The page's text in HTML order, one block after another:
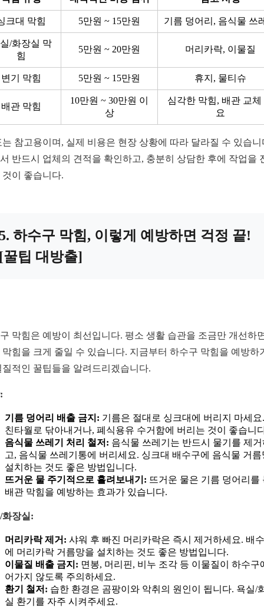
크대 막힘 5만원 ~ 15만원 기름 덩어리, 음식물 쓰
/화장실 막
힘
5만원 ~ 20만원 머리카락, 이물질
변기 막힘 5만원 ~ 15만원 휴지, 물티슈
배관 막힘
10만원 ~ 30만원 이
상
심각한 막힘, 배관 교체
요
는 참고용이며, 실제 비용은 현장 상황에 따라 달라질 수 있습니
반드시 업체의 견적을 확인하고, 충분히 상담한 후에 작업을
것이 좋습니다.
하수구 막힘, 이렇게 예방하면 걱정 끝!
꿀팁 대방출]
막힘은 예방이 최선입니다. 평소 생활 습관을 조금만 개선하
막힘을 크게 줄일 수 있습니다. 지금부터 하수구 막힘을 예방하
질적인 꿀팁들을 알려드리겠습니다.
기름 덩어리 배출 금지: 기름은 절대로 싱크대에 버리지 마세요
친타월로 닦아내거나, 폐식용유 수거함에 버리는 것이 좋습니
음식물 쓰레기 처리 철저: 음식물 쓰레기는 반드시 물기를 제거
고, 음식물 쓰레기통에 버리세요. 싱크대 배수구에 음식물 거름
설치하는 것도 좋은 방법입니다.
뜨거운 물 주기적으로 흘려보내기: 뜨거운 물은 기름 덩어리를
배관 막힘을 예방하는 효과가 있습니다.
화장실:
머리카락 제거: 샤워 후 빠진 머리카락은 즉시 제거하세요. 배
에 머리카락 거름망을 설치하는 것도 좋은 방법입니다.
이물질 배출 금지: 면봉, 머리핀, 비누 조각 등 이물질이 하수구
어가지 않도록 주의하세요.
환기 철저: 습한 환경은 곰팡이와 악취의 원인이 됩니다. 욕실/
실 환기를 자주 시켜주세요.